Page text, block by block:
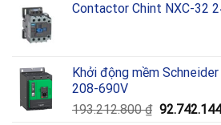
Contactor Chint NXC-32
Khởi động mềm
208-690V
193.212.800₫ Giá